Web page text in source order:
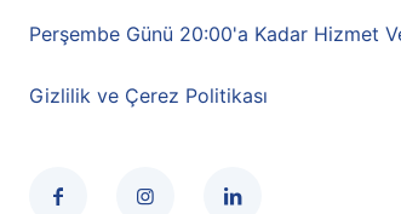
Perşembe Günü 20:00'a Kadar Hizmet
Gizlilik ve Çerez Politikası